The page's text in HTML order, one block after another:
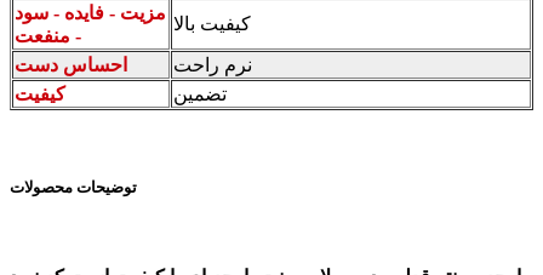
مزیت - فایده - سود
- منفعت
کیفیت بالا
احساس دست
نرم راحت
کیفیت
تضمین
توضیحات محصولات